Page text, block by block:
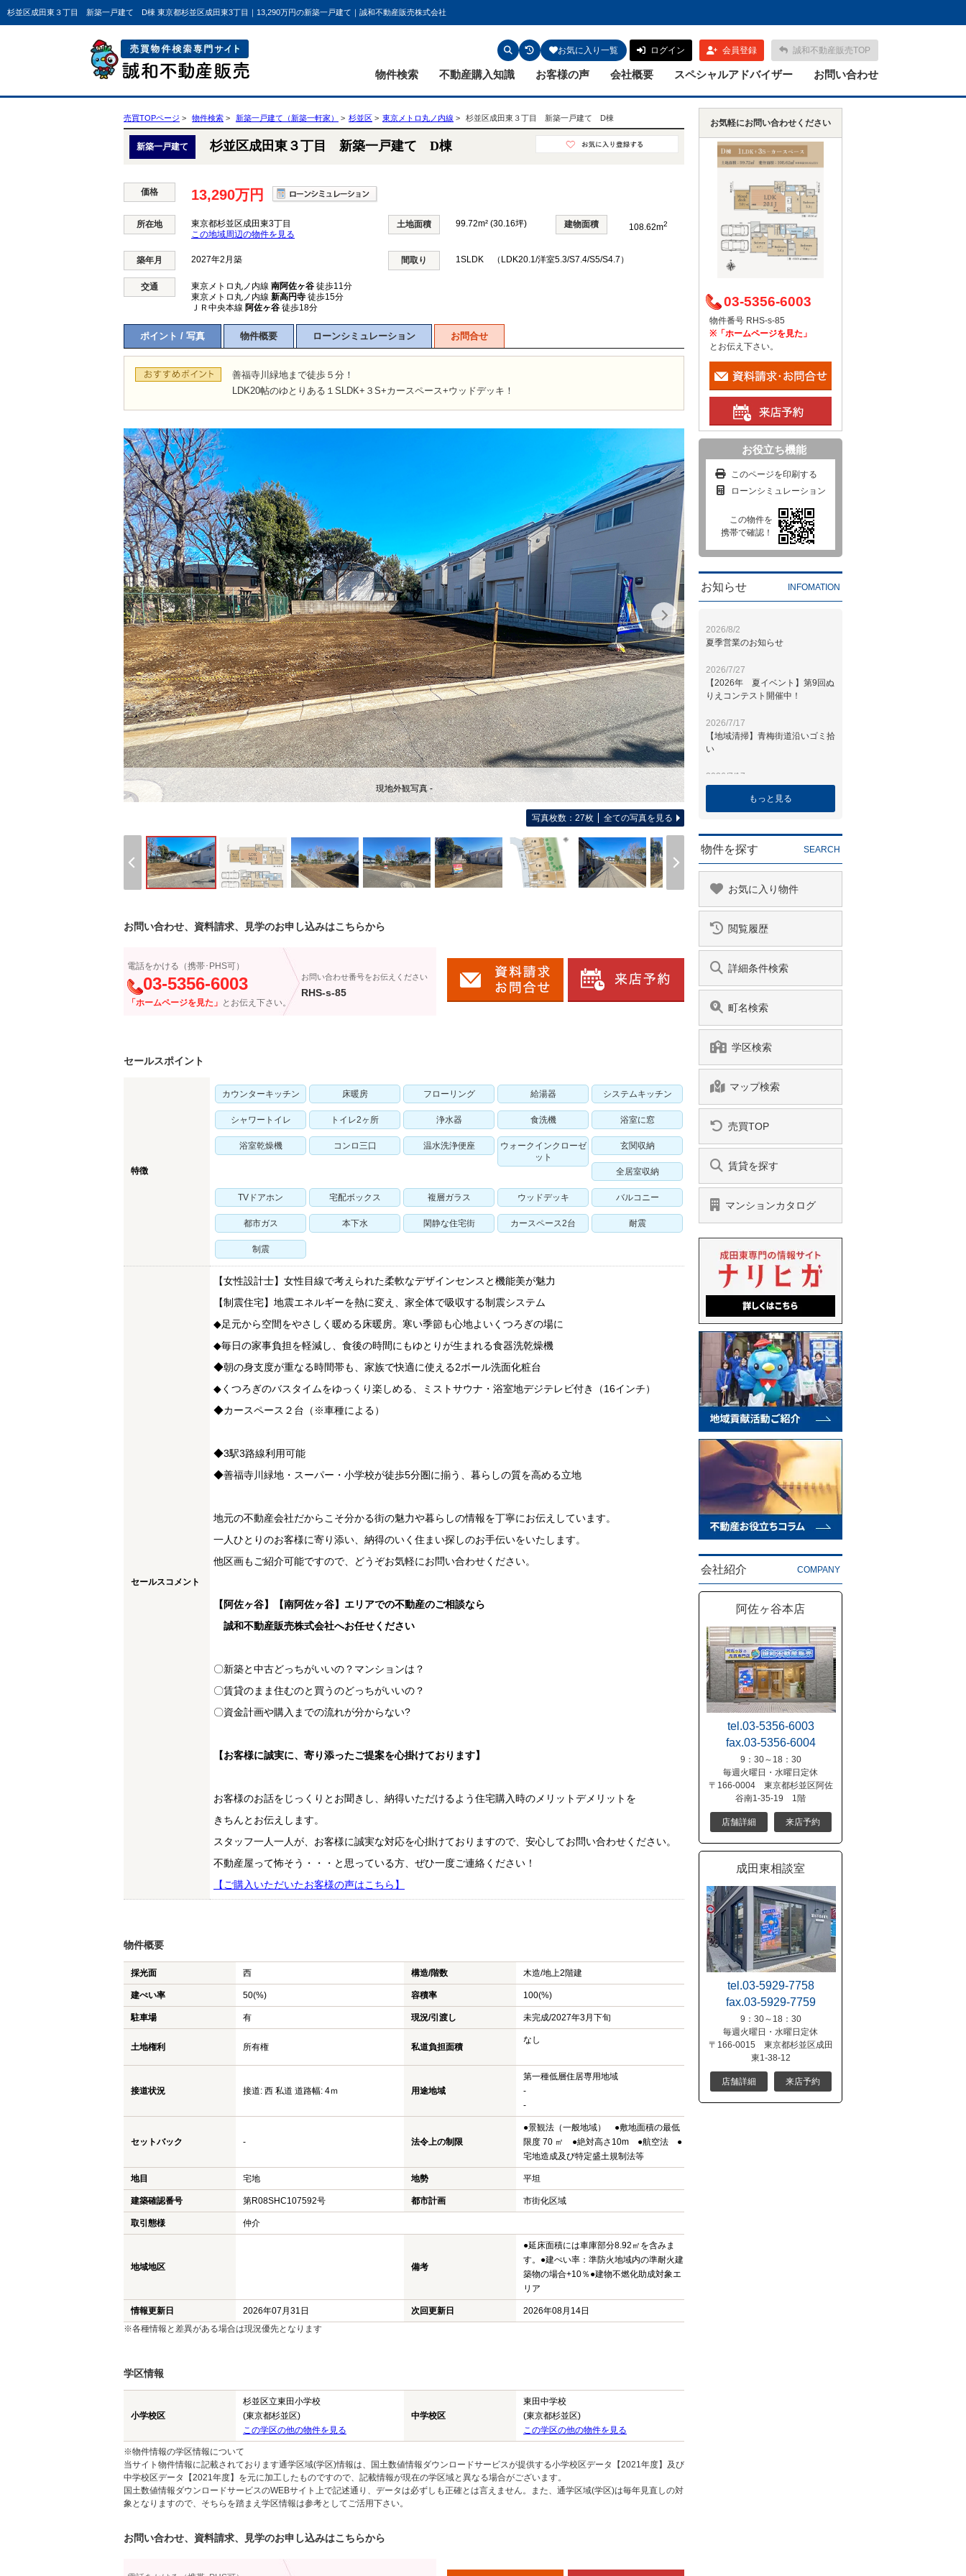
杉並区成田東３丁目 新築一戸建て D棟 東京都杉並区成田東3丁目｜13,290万円の新築一戸建て｜誠和不動産販売株式会社
ログイン 会員登録 誠和不動産販売TOP
お気に入り一覧
物件検索 不動産購入知識 お客様の声 会社概要 スペシャルアドバイザー お問い合わせ
売買TOPページ 物件検索 新築一戸建て（新築一軒家） 杉並区 東京メトロ丸ノ内線 杉並区成田東３丁目 新築一戸建て D棟
新築一戸建て 杉並区成田東３丁目 新築一戸建て D棟
価格 13,290万円
所在地
東京都杉並区成田東3丁目
この地域周辺の物件を見る
土地面積 99.72m² (30.16坪) 建物面積 108.62m2
築年月 2027年2月築 間取り 1SLDK （LDK20.1/洋室5.3/S7.4/S5/S4.7）
交通 東京メトロ丸ノ内線 南阿佐ヶ谷 徒歩11分
東京メトロ丸ノ内線 新高円寺 徒歩15分
ＪＲ中央本線 阿佐ヶ谷 徒歩18分
ポイント / 写真 物件概要 ローンシミュレーション お問合せ
善福寺川緑地まで徒歩５分！
LDK20帖のゆとりある１SLDK+３S+カースペース+ウッドデッキ！
現地外観写真 -
写真枚数：27枚 全ての写真を見る
お問い合わせ、資料請求、見学のお申し込みはこちらから
電話をかける（携帯･PHS可）
03-5356-6003
「ホームページを見た」 とお伝え下さい。
お問い合わせ番号をお伝えください
RHS-s-85
セールスポイント
特徴
カウンターキッチン 床暖房 フローリング 給湯器 システムキッチン
シャワートイレ トイレ2ヶ所 浄水器 食洗機 浴室に窓
浴室乾燥機 コンロ三口 温水洗浄便座
ウォークインクローゼ
ット
玄関収納
全居室収納
TVドアホン 宅配ボックス 複層ガラス ウッドデッキ バルコニー
都市ガス 本下水 閑静な住宅街 カースペース2台 耐震
制震
セールスコメント
【女性設計士】女性目線で考えられた柔軟なデザインセンスと機能美が魅力
【制震住宅】地震エネルギーを熱に変え、家全体で吸収する制震システム
◆足元から空間をやさしく暖める床暖房。寒い季節も心地よいくつろぎの場に
◆毎日の家事負担を軽減し、食後の時間にもゆとりが生まれる食器洗乾燥機
◆朝の身支度が重なる時間帯も、家族で快適に使える2ボール洗面化粧台
◆くつろぎのバスタイムをゆっくり楽しめる、ミストサウナ・浴室地デジテレビ付き（16インチ）
◆カースペース２台（※車種による）
◆3駅3路線利用可能
◆善福寺川緑地・スーパー・小学校が徒歩5分圏に揃う、暮らしの質を高める立地
地元の不動産会社だからこそ分かる街の魅力や暮らしの情報を丁寧にお伝えしています。
一人ひとりのお客様に寄り添い、納得のいく住まい探しのお手伝いをいたします。
他区画もご紹介可能ですので、どうぞお気軽にお問い合わせください。
【阿佐ヶ谷】【南阿佐ヶ谷】エリアでの不動産のご相談なら
誠和不動産販売株式会社へお任せください
〇新築と中古どっちがいいの？マンションは？
〇賃貸のまま住むのと買うのどっちがいいの？
〇資金計画や購入までの流れが分からない?
【お客様に誠実に、寄り添ったご提案を心掛けております】
お客様のお話をじっくりとお聞きし、納得いただけるよう住宅購入時のメリットデメリットを
きちんとお伝えします。
スタッフ一人一人が、お客様に誠実な対応を心掛けておりますので、安心してお問い合わせください。
不動産屋って怖そう・・・と思っている方、ぜひ一度ご連絡ください！
【ご購入いただいたお客様の声はこちら】
物件概要
採光面 西 構造/階数 木造/地上2階建
建ぺい率 50(%) 容積率 100(%)
駐車場 有 現況/引渡し 未完成/2027年3月下旬
土地権利 所有権 私道負担面積
なし
接道状況 接道: 西 私道 道路幅: 4ｍ 用途地域
第一種低層住居専用地域
-
-
セットバック - 法令上の制限
●景観法（一般地域） ●敷地面積の最低
限度 70 ㎡ ●絶対高さ10m ●航空法 ●
宅地造成及び特定盛土規制法等
地目 宅地 地勢 平坦
建築確認番号 第R08SHC107592号 都市計画 市街化区域
取引態様 仲介
地域地区 備考
●延床面積には車庫部分8.92㎡を含みま
す。●建ぺい率：準防火地域内の準耐火建
築物の場合+10％●建物不燃化助成対象エ
リア
情報更新日 2026年07月31日 次回更新日
2026年08月14日
※各種情報と差異がある場合は現況優先となります
学区情報
小学校区
杉並区立東田小学校
(東京都杉並区)
この学区の他の物件を見る
中学校区
東田中学校
(東京都杉並区)
この学区の他の物件を見る
※物件情報の学区情報について
当サイト物件情報に記載されております通学区域(学区)情報は、国土数値情報ダウンロードサービスが提供する小学校区データ【2021年度】及び
中学校区データ【2021年度】を元に加工したものですので、記載情報が現在の学区域と異なる場合がございます。
国土数値情報ダウンロードサービスのWEBサイト上で記述通り、データは必ずしも正確とは言えません。また、通学区域(学区)は毎年見直しの対
象となりますので、そちらを踏まえ学区情報は参考としてご活用下さい。
お問い合わせ、資料請求、見学のお申し込みはこちらから
お気軽にお問い合わせください
03-5356-6003
物件番号 RHS-s-85
※「ホームページを見た」
とお伝え下さい。
お役立ち機能
このページを印刷する
ローンシミュレーション
この物件を
携帯で確認！
お知らせ INFOMATION
もっと見る
物件を探す SEARCH
お気に入り物件
閲覧履歴
詳細条件検索
町名検索
学区検索
マップ検索
売買TOP
賃貸を探す
マンションカタログ
会社紹介 COMPANY
阿佐ヶ谷本店
tel.03-5356-6003
fax.03-5356-6004
9：30～18：30
毎週火曜日・水曜日定休
〒166-0004 東京都杉並区阿佐
谷南1-35-19 1階
店舗詳細 来店予約
成田東相談室
tel.03-5929-7758
fax.03-5929-7759
9：30～18：30
毎週火曜日・水曜日定休
〒166-0015 東京都杉並区成田
東1-38-12
店舗詳細 来店予約